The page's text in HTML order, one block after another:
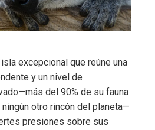
excepcional que reúne una
y un nivel de
del 90% de su fauna
otro rincón del planeta—
presiones sobre sus